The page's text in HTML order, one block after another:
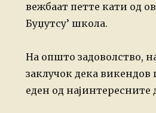
вежбаат петте кати од
Буџутсу’ школа.
На општо задоволство,
заклучок дека
еден од најинтересните